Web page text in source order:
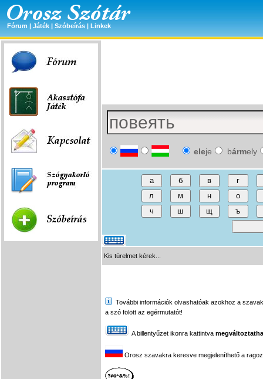
Fórum | Játék | Szóbeírás | Linkek
eleje bármely
Kis türelmet kérek...
További információk olvashatóak azokhoz a
a szó fölött az egérmutatót!
A billentyűzet ikonra kattintva
Orosz szavakra keresve megjeleníthető a